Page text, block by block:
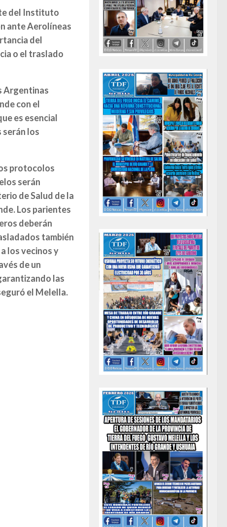
del Instituto
ante Aerolíneas
del
o el traslado
Argentinas
con el
es esencial
serán los
protocolos
serán
de Salud de la
Los parientes
deberán
también
los vecinos y
de un
las
el Melella.